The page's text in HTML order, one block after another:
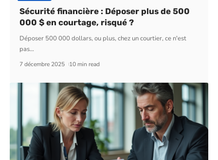
Sécurité financière : Déposer plus de 500
000 $ en courtage, risqué ?
Déposer 500 000 dollars, ou plus, chez un courtier, ce n'est
pas…
7 décembre 2025 10 min read